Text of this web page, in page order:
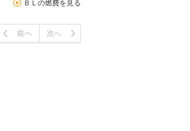
ＢＬの燃費を見る
前へ 次へ